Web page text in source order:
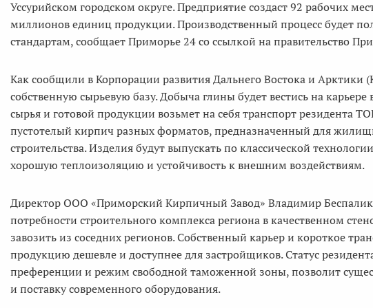
Уссурийском городском округе. Предприятие создаст 92 рабочих
миллионов единиц продукции. Производственный процесс будет
стандартам, сообщает Приморье 24 со ссылкой на правительство
Как сообщили в Корпорации развития Дальнего Востока и Арктики
собственную сырьевую базу. Добыча глины будет вестись на
сырья и готовой продукции возьмет на себя транспорт резидента
пустотелый кирпич разных форматов, предназначенный для
строительства. Изделия будут выпускать по классической
хорошую теплоизоляцию и устойчивость к внешним воздействиям.
Директор ООО «Приморский Кирпичный Завод» Владимир
потребности строительного комплекса региона в качественном
завозить из соседних регионов. Собственный карьер и короткое
продукцию дешевле и доступнее для застройщиков. Статус
преференции и режим свободной таможенной зоны, позволит
и поставку современного оборудования.